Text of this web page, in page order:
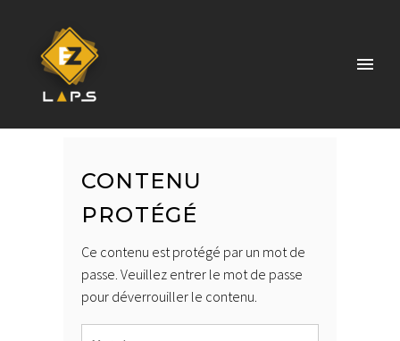
CONTENU
PROTÉGÉ
Ce contenu est protégé par un mot de
passe. Veuillez entrer le mot de passe
pour déverrouiller le contenu.